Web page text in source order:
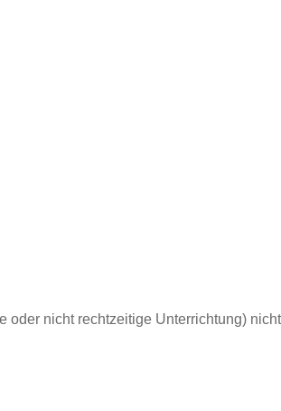
nicht rechtzeitige Unterrichtung)